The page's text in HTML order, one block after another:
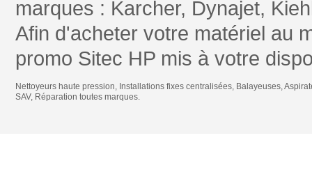
marques : Karcher, Dynajet,
Afin d'acheter votre matériel au
promo Sitec HP mis à votre
Nettoyeurs haute pression, Installations fixes centralisées, Balayeuses,
SAV, Réparation toutes marques.